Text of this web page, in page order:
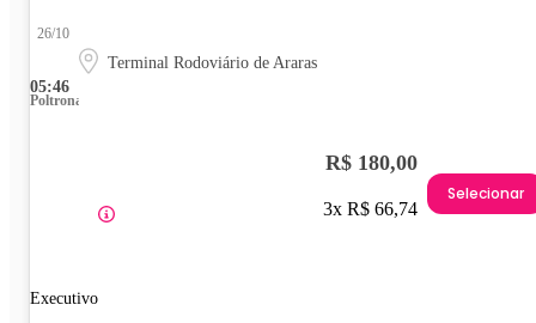
05:46
26/10
Terminal Rodoviário de Araras
Poltrona
Executivo
R$ 180,00
3x R$ 66,74
Selecionar